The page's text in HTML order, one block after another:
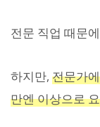
전문 직업 때문
하지만, 전문가
만엔 이상으로